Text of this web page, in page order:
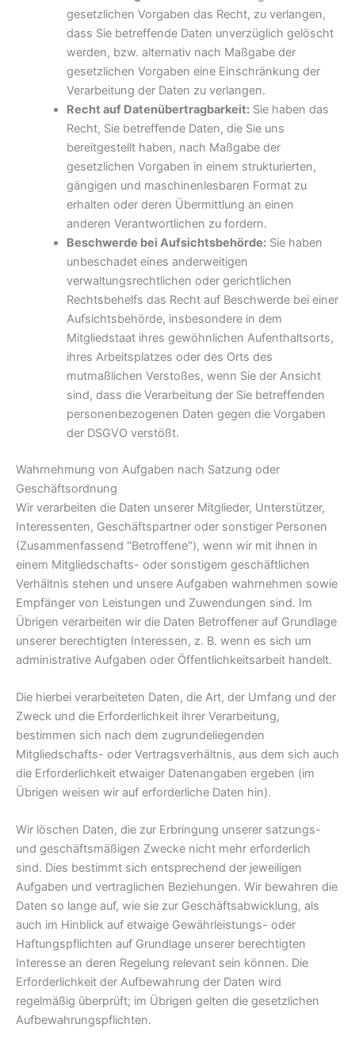
gesetzlichen Vorgaben das Recht, zu verlangen,
dass Sie betreffende Daten unverzüglich gelöscht
werden, bzw. alternativ nach Maßgabe der
gesetzlichen Vorgaben eine Einschränkung der
Verarbeitung der Daten zu verlangen.
Recht auf Datenübertragbarkeit:Sie haben das
Recht, Sie betreffende Daten, die Sie uns
bereitgestellt haben, nach Maßgabe der
gesetzlichen Vorgaben in einem strukturierten,
gängigen und maschinenlesbaren Format zu
erhalten oder deren Übermittlung an einen
anderen Verantwortlichen zu fordern.
Beschwerde bei Aufsichtsbehörde:Sie haben
unbeschadet eines anderweitigen
verwaltungsrechtlichen oder gerichtlichen
Rechtsbehelfs das Recht auf Beschwerde bei einer
Aufsichtsbehörde, insbesondere in dem
Mitgliedstaat ihres gewöhnlichen Aufenthaltsorts,
ihres Arbeitsplatzes oder des Orts des
mutmaßlichen Verstoßes, wenn Sie der Ansicht
sind, dass die Verarbeitung der Sie betreffenden
personenbezogenen Daten gegen die Vorgaben
der DSGVO verstößt.
Wahrnehmung von Aufgaben nach Satzung oder
Geschäftsordnung
Wir verarbeiten die Daten unserer Mitglieder, Unterstützer,
Interessenten, Geschäftspartner oder sonstiger Personen
(Zusammenfassend "Betroffene"), wenn wir mit ihnen in
einem Mitgliedschafts- oder sonstigem geschäftlichen
Verhältnis stehen und unsere Aufgaben wahrnehmen sowie
Empfänger von Leistungen und Zuwendungen sind. Im
Übrigen verarbeiten wir die Daten Betroffener auf Grundlage
unserer berechtigten Interessen, z. B. wenn es sich um
administrative Aufgaben oder Öffentlichkeitsarbeit handelt.
Die hierbei verarbeiteten Daten, die Art, der Umfang und der
Zweck und die Erforderlichkeit ihrer Verarbeitung,
bestimmen sich nach dem zugrundeliegenden
Mitgliedschafts- oder Vertragsverhältnis, aus dem sich auch
die Erforderlichkeit etwaiger Datenangaben ergeben (im
Übrigen weisen wir auf erforderliche Daten hin).
Wir löschen Daten, die zur Erbringung unserer satzungs-
und geschäftsmäßigen Zwecke nicht mehr erforderlich
sind. Dies bestimmt sich entsprechend der jeweiligen
Aufgaben und vertraglichen Beziehungen. Wir bewahren die
Daten so lange auf, wie sie zur Geschäftsabwicklung, als
auch im Hinblick auf etwaige Gewährleistungs- oder
Haftungspflichten auf Grundlage unserer berechtigten
Interesse an deren Regelung relevant sein können. Die
Erforderlichkeit der Aufbewahrung der Daten wird
regelmäßig überprüft; im Übrigen gelten die gesetzlichen
Aufbewahrungspflichten.